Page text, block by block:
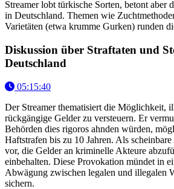
Streamer lobt türkische Sorten, betont aber
in Deutschland. Themen wie
Varietäten (etwa krumme Gurken) runden
Diskussion über Straftaten und
Deutschland
05:15:40
Der Streamer thematisiert die Möglichkeit,
rückgängige Gelder zu versteuern. Er
Behörden dies rigoros ahnden würden,
Haftstrafen bis zu 10 Jahren. Als
vor, die Gelder an kriminelle Akteure
einbehalten. Diese Provokation mündet in
Abwägung zwischen legalen und illegalen
sichern.